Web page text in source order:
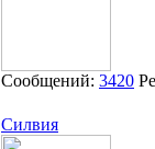
Сообщений: 3420
Силвия